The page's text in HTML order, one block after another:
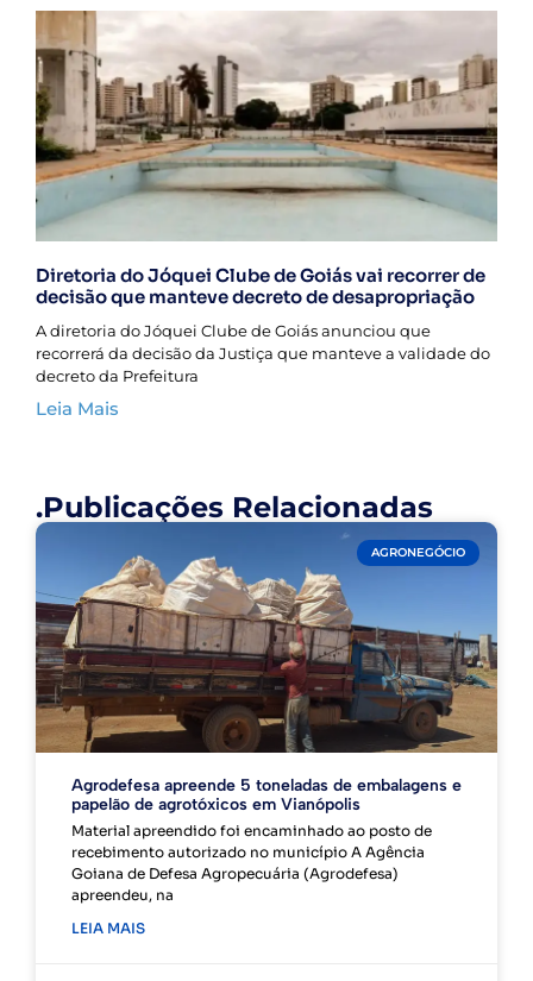
Diretoria do Jóquei Clube de Goiás vai recorrer de
decisão que manteve decreto de desapropriação
A diretoria do Jóquei Clube de Goiás anunciou que
recorrerá da decisão da Justiça que manteve a validade do
decreto da Prefeitura
Leia Mais
.Publicações Relacionadas
AGRONEGÓCIO
Agrodefesa apreende 5 toneladas de embalagens e
papelão de agrotóxicos em Vianópolis
Material apreendido foi encaminhado ao posto de
recebimento autorizado no município A Agência
Goiana de Defesa Agropecuária (Agrodefesa)
apreendeu, na
LEIA MAIS